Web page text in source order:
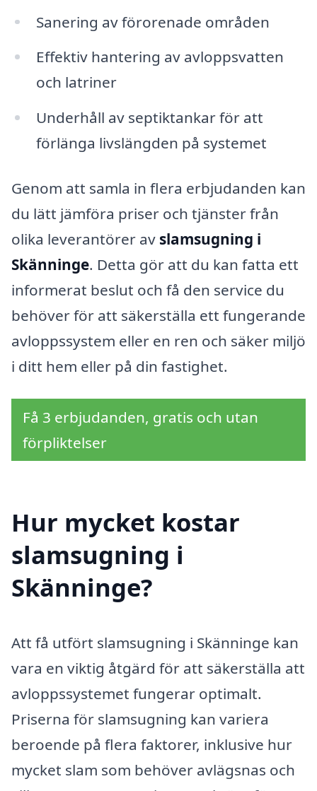
Sanering av förorenade områden
Effektiv hantering av avloppsvatten
och latriner
Underhåll av septiktankar för att
förlänga livslängden på systemet
Genom att samla in flera erbjudanden kan
du lätt jämföra priser och tjänster från
olika leverantörer av slamsugning i
Skänninge. Detta gör att du kan fatta ett
informerat beslut och få den service du
behöver för att säkerställa ett fungerande
avloppssystem eller en ren och säker miljö
i ditt hem eller på din fastighet.
Få 3 erbjudanden, gratis och utan
förpliktelser
Hur mycket kostar
slamsugning i
Skänninge?
Att få utfört slamsugning i Skänninge kan
vara en viktig åtgärd för att säkerställa att
avloppssystemet fungerar optimalt.
Priserna för slamsugning kan variera
beroende på flera faktorer, inklusive hur
mycket slam som behöver avlägsnas och